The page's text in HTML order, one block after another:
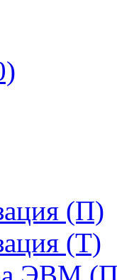
(П)
(Т)